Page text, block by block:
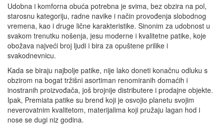
Udobna i komforna obuća potrebna je svima, bez obzira na pol,
starosnu kategoriju, radne navike i način provođenja slobodnog
vremena, kao i druge lične karakteristike. Sinonim za udobnost u
svakom trenutku nošenja, jesu moderne i kvalitetne patike, koje
obožava najveći broj ljudi i bira za opuštene prilike i
svakodnevnicu.
Kada se biraju najbolje patike, nije lako doneti konačnu odluku s
obzirom na bogat tržišni asortiman renomiranih domaćih i
inostranih proizvođača, još brojnije distributere i prodajne objekte.
Ipak, Premiata patike su brend koji je osvojio planetu svojim
neverovatnim kvalitetom, materijalima koji pružaju lagan hod i
nose se dugi niz godina.